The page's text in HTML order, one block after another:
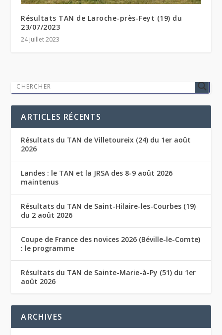
Résultats TAN de Laroche-près-Feyt (19) du
23/07/2023
24 juillet 2023
ARTICLES RÉCENTS
Résultats du TAN de Villetoureix (24) du 1er août
2026
Landes : le TAN et la JRSA des 8-9 août 2026
maintenus
Résultats du TAN de Saint-Hilaire-les-Courbes (19)
du 2 août 2026
Coupe de France des novices 2026 (Béville-le-Comte)
: le programme
Résultats du TAN de Sainte-Marie-à-Py (51) du 1er
août 2026
ARCHIVES